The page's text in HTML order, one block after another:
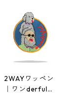
2WAYワッペン
｜ワンderful！